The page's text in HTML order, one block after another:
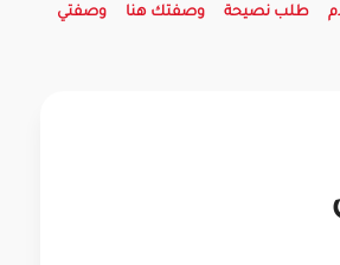
طلب نصيحة وصفتك هنا وصفتي